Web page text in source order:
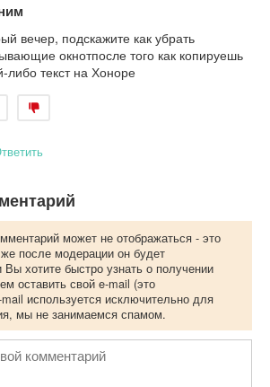
вечер, подскажите как убрать
окнотпосле того как копируешь
либо текст на Хоноре
может не отображаться - это
после модерации он будет
хотите быстро узнать о получении
оставить свой e-mail (это
используется исключительно для
мы не занимаемся спамом.